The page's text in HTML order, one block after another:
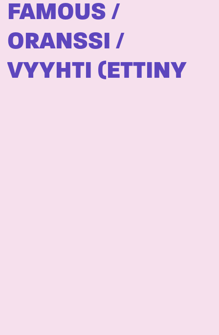
FAMOUS /
ORANSSI /
VYYHTI (ETTINY